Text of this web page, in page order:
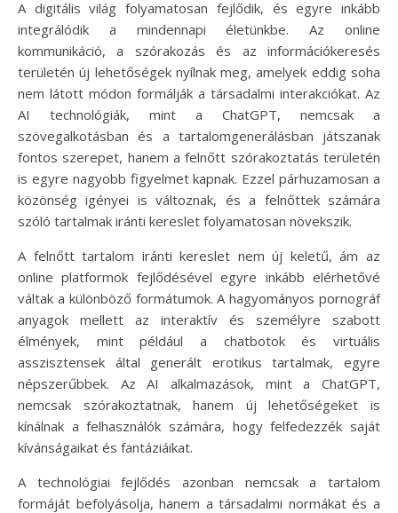
A digitális világ folyamatosan fejlődik, és egyre inkább
integrálódik a mindennapi életünkbe. Az online
kommunikáció, a szórakozás és az információkeresés
területén új lehetőségek nyílnak meg, amelyek eddig soha
nem látott módon formálják a társadalmi interakciókat. Az
AI technológiák, mint a ChatGPT, nemcsak a
szövegalkotásban és a tartalomgenerálásban játszanak
fontos szerepet, hanem a felnőtt szórakoztatás területén
is egyre nagyobb figyelmet kapnak. Ezzel párhuzamosan a
közönség igényei is változnak, és a felnőttek számára
szóló tartalmak iránti kereslet folyamatosan növekszik.
A felnőtt tartalom iránti kereslet nem új keletű, ám az
online platformok fejlődésével egyre inkább elérhetővé
váltak a különböző formátumok. A hagyományos pornográf
anyagok mellett az interaktív és személyre szabott
élmények, mint például a chatbotok és virtuális
asszisztensek által generált erotikus tartalmak, egyre
népszerűbbek. Az AI alkalmazások, mint a ChatGPT,
nemcsak szórakoztatnak, hanem új lehetőségeket is
kínálnak a felhasználók számára, hogy felfedezzék saját
kívánságaikat és fantáziáikat.
A technológiai fejlődés azonban nemcsak a tartalom
formáját befolyásolja, hanem a társadalmi normákat és a